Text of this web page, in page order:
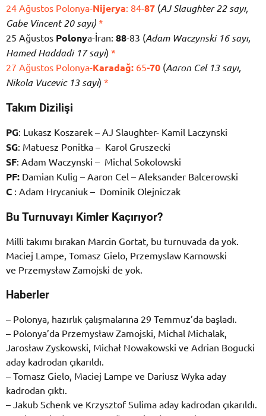
24 Ağustos Polonya-Nijerya: 84-87 (AJ Slaughter 22 sayı,
Gabe Vincent 20 sayı) *
25 Ağustos Polonya-İran: 88-83 (Adam Waczynski 16 sayı,
Hamed Haddadi 17 sayı) *
27 Ağustos Polonya-Karadağ: 65-70 (Aaron Cel 13 sayı,
Nikola Vucevic 13 sayı) *
Takım Dizilişi
PG: Lukasz Koszarek – AJ Slaughter- Kamil Laczynski
SG: Matuesz Ponitka – Karol Gruszecki
SF: Adam Waczynski – Michal Sokolowski
PF: Damian Kulig – Aaron Cel – Aleksander Balcerowski
C : Adam Hrycaniuk – Dominik Olejniczak
Bu Turnuvayı Kimler Kaçırıyor?
Milli takımı bırakan Marcin Gortat, bu turnuvada da yok.
Maciej Lampe, Tomasz Gielo, Przemyslaw Karnowski
ve Przemysław Zamojski de yok.
Haberler
– Polonya, hazırlık çalışmalarına 29 Temmuz’da başladı.
– Polonya’da Przemysław Zamojski, Michal Michalak,
Jarosław Zyskowski, Michał Nowakowski ve Adrian Bogucki
aday kadrodan çıkarıldı.
– Tomasz Gielo, Maciej Lampe ve Dariusz Wyka aday
kadrodan çıktı.
– Jakub Schenk ve Krzysztof Sulima aday kadrodan çıkarıldı.